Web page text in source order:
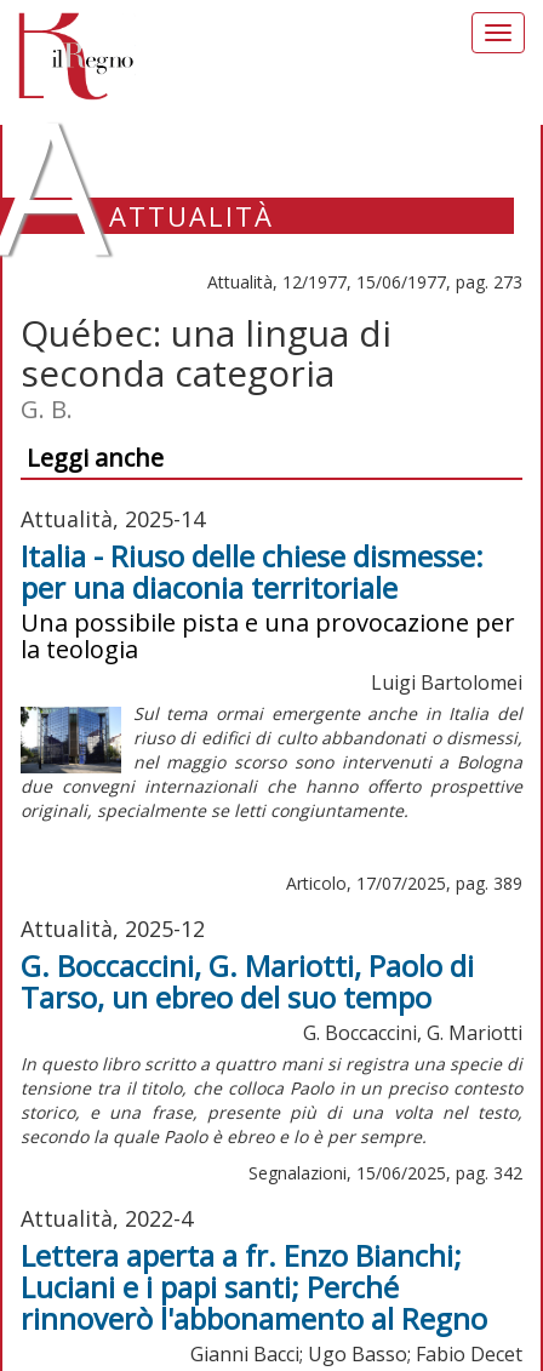
ATTUALITÀ
Attualità, 12/1977, 15/06/1977, pag. 273
Québec: una lingua di
seconda categoria
G. B.
Leggi anche
Attualità, 2025-14
Italia - Riuso delle chiese dismesse:
per una diaconia territoriale
Una possibile pista e una provocazione per
la teologia
Luigi Bartolomei
Sul tema ormai emergente anche in Italia del
riuso di edifici di culto abbandonati o dismessi,
nel maggio scorso sono intervenuti a Bologna
due convegni internazionali che hanno offerto prospettive
originali, specialmente se letti congiuntamente.
Articolo, 17/07/2025, pag. 389
Attualità, 2025-12
G. Boccaccini, G. Mariotti, Paolo di
Tarso, un ebreo del suo tempo
G. Boccaccini, G. Mariotti
In questo libro scritto a quattro mani si registra una specie di
tensione tra il titolo, che colloca Paolo in un preciso contesto
storico, e una frase, presente più di una volta nel testo,
secondo la quale Paolo è ebreo e lo è per sempre.
Segnalazioni, 15/06/2025, pag. 342
Attualità, 2022-4
Lettera aperta a fr. Enzo Bianchi;
Luciani e i papi santi; Perché
rinnoverò l'abbonamento al Regno
Gianni Bacci; Ugo Basso; Fabio Decet